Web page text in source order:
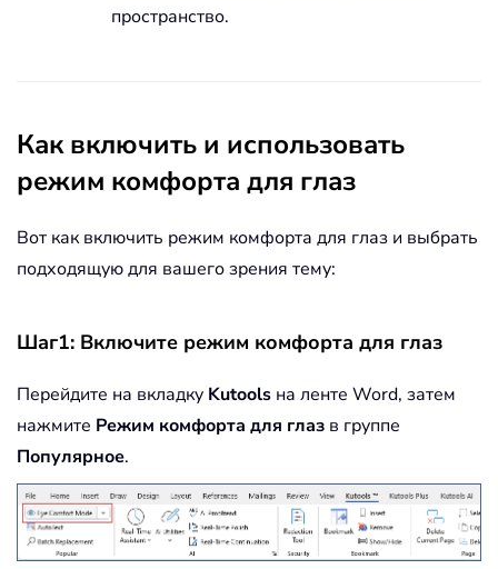
пространство.
Как включить и использовать
режим комфорта для глаз
Вот как включить режим комфорта для глаз и выбрать
подходящую для вашего зрения тему:
Шаг1: Включите режим комфорта для глаз
Перейдите на вкладку Kutools на ленте Word, затем
нажмите Режим комфорта для глаз в группе
Популярное.